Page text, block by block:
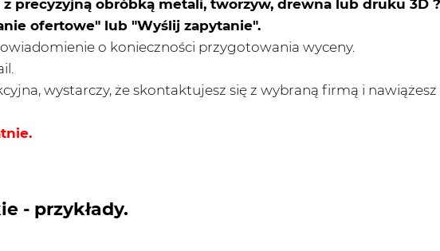
z precyzyjną obróbką metali, tworzyw, drewna lub druku 3D ?
ofertowe" lub "Wyślij zapytanie".
o konieczności przygotowania wyceny.
wystarczy, że skontaktujesz się z wybraną firmą i nawiążesz
- przykłady.